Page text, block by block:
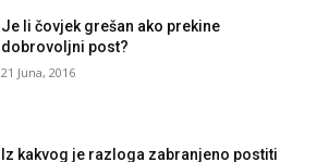
Je li čovjek grešan ako prekine
dobrovoljni post?
21 Juna, 2016
Iz kakvog je razloga zabranjeno postiti